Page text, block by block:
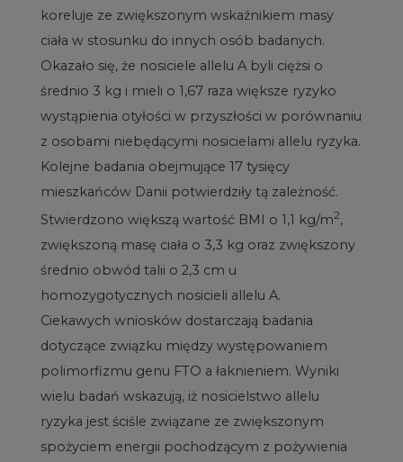
koreluje ze zwiększonym wskaźnikiem masy
ciała w stosunku do innych osób badanych.
Okazało się, że nosiciele allelu A byli ciężsi o
średnio 3 kg i mieli o 1,67 raza większe ryzyko
wystąpienia otyłości w przyszłości w porównaniu
z osobami niebędącymi nosicielami allelu ryzyka.
Kolejne badania obejmujące 17 tysięcy
mieszkańców Danii potwierdziły tą zależność.
Stwierdzono większą wartość BMI o 1,1 kg/m2,
zwiększoną masę ciała o 3,3 kg oraz zwiększony
średnio obwód talii o 2,3 cm u
homozygotycznych nosicieli allelu A.
Ciekawych wniosków dostarczają badania
dotyczące związku między występowaniem
polimorfizmu genu FTO a łaknieniem. Wyniki
wielu badań wskazują, iż nosicielstwo allelu
ryzyka jest ściśle związane ze zwiększonym
spożyciem energii pochodzącym z pożywienia